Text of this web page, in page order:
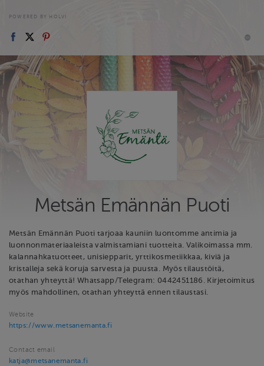
POWERED BY HOLVI
Metsän Emännän Puoti
Metsän Emännän Puoti tarjoaa kauniin luontomme antimia ja
luonnonmateriaaleista valmistamiani tuotteita. Valikoimassa mm.
kalannahkatuotteet, unisiepparit, yrttikosmetiikkaa, kiviä ja
kristalleja sekä koruja sarvesta ja puusta. Myös tilaustöitä,
otathan yhteyttä! Whatsapp/Telegram: 0442451186. Kirjetoimitus
myös mahdollinen, otathan yhteyttä ennen tilaustasi.
Website
https://www.metsanemanta.fi
Contact email
katja@metsanemanta.fi